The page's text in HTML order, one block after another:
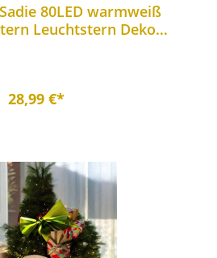
80LED warmweiß
Leuchtstern Deko-
28,99 €*